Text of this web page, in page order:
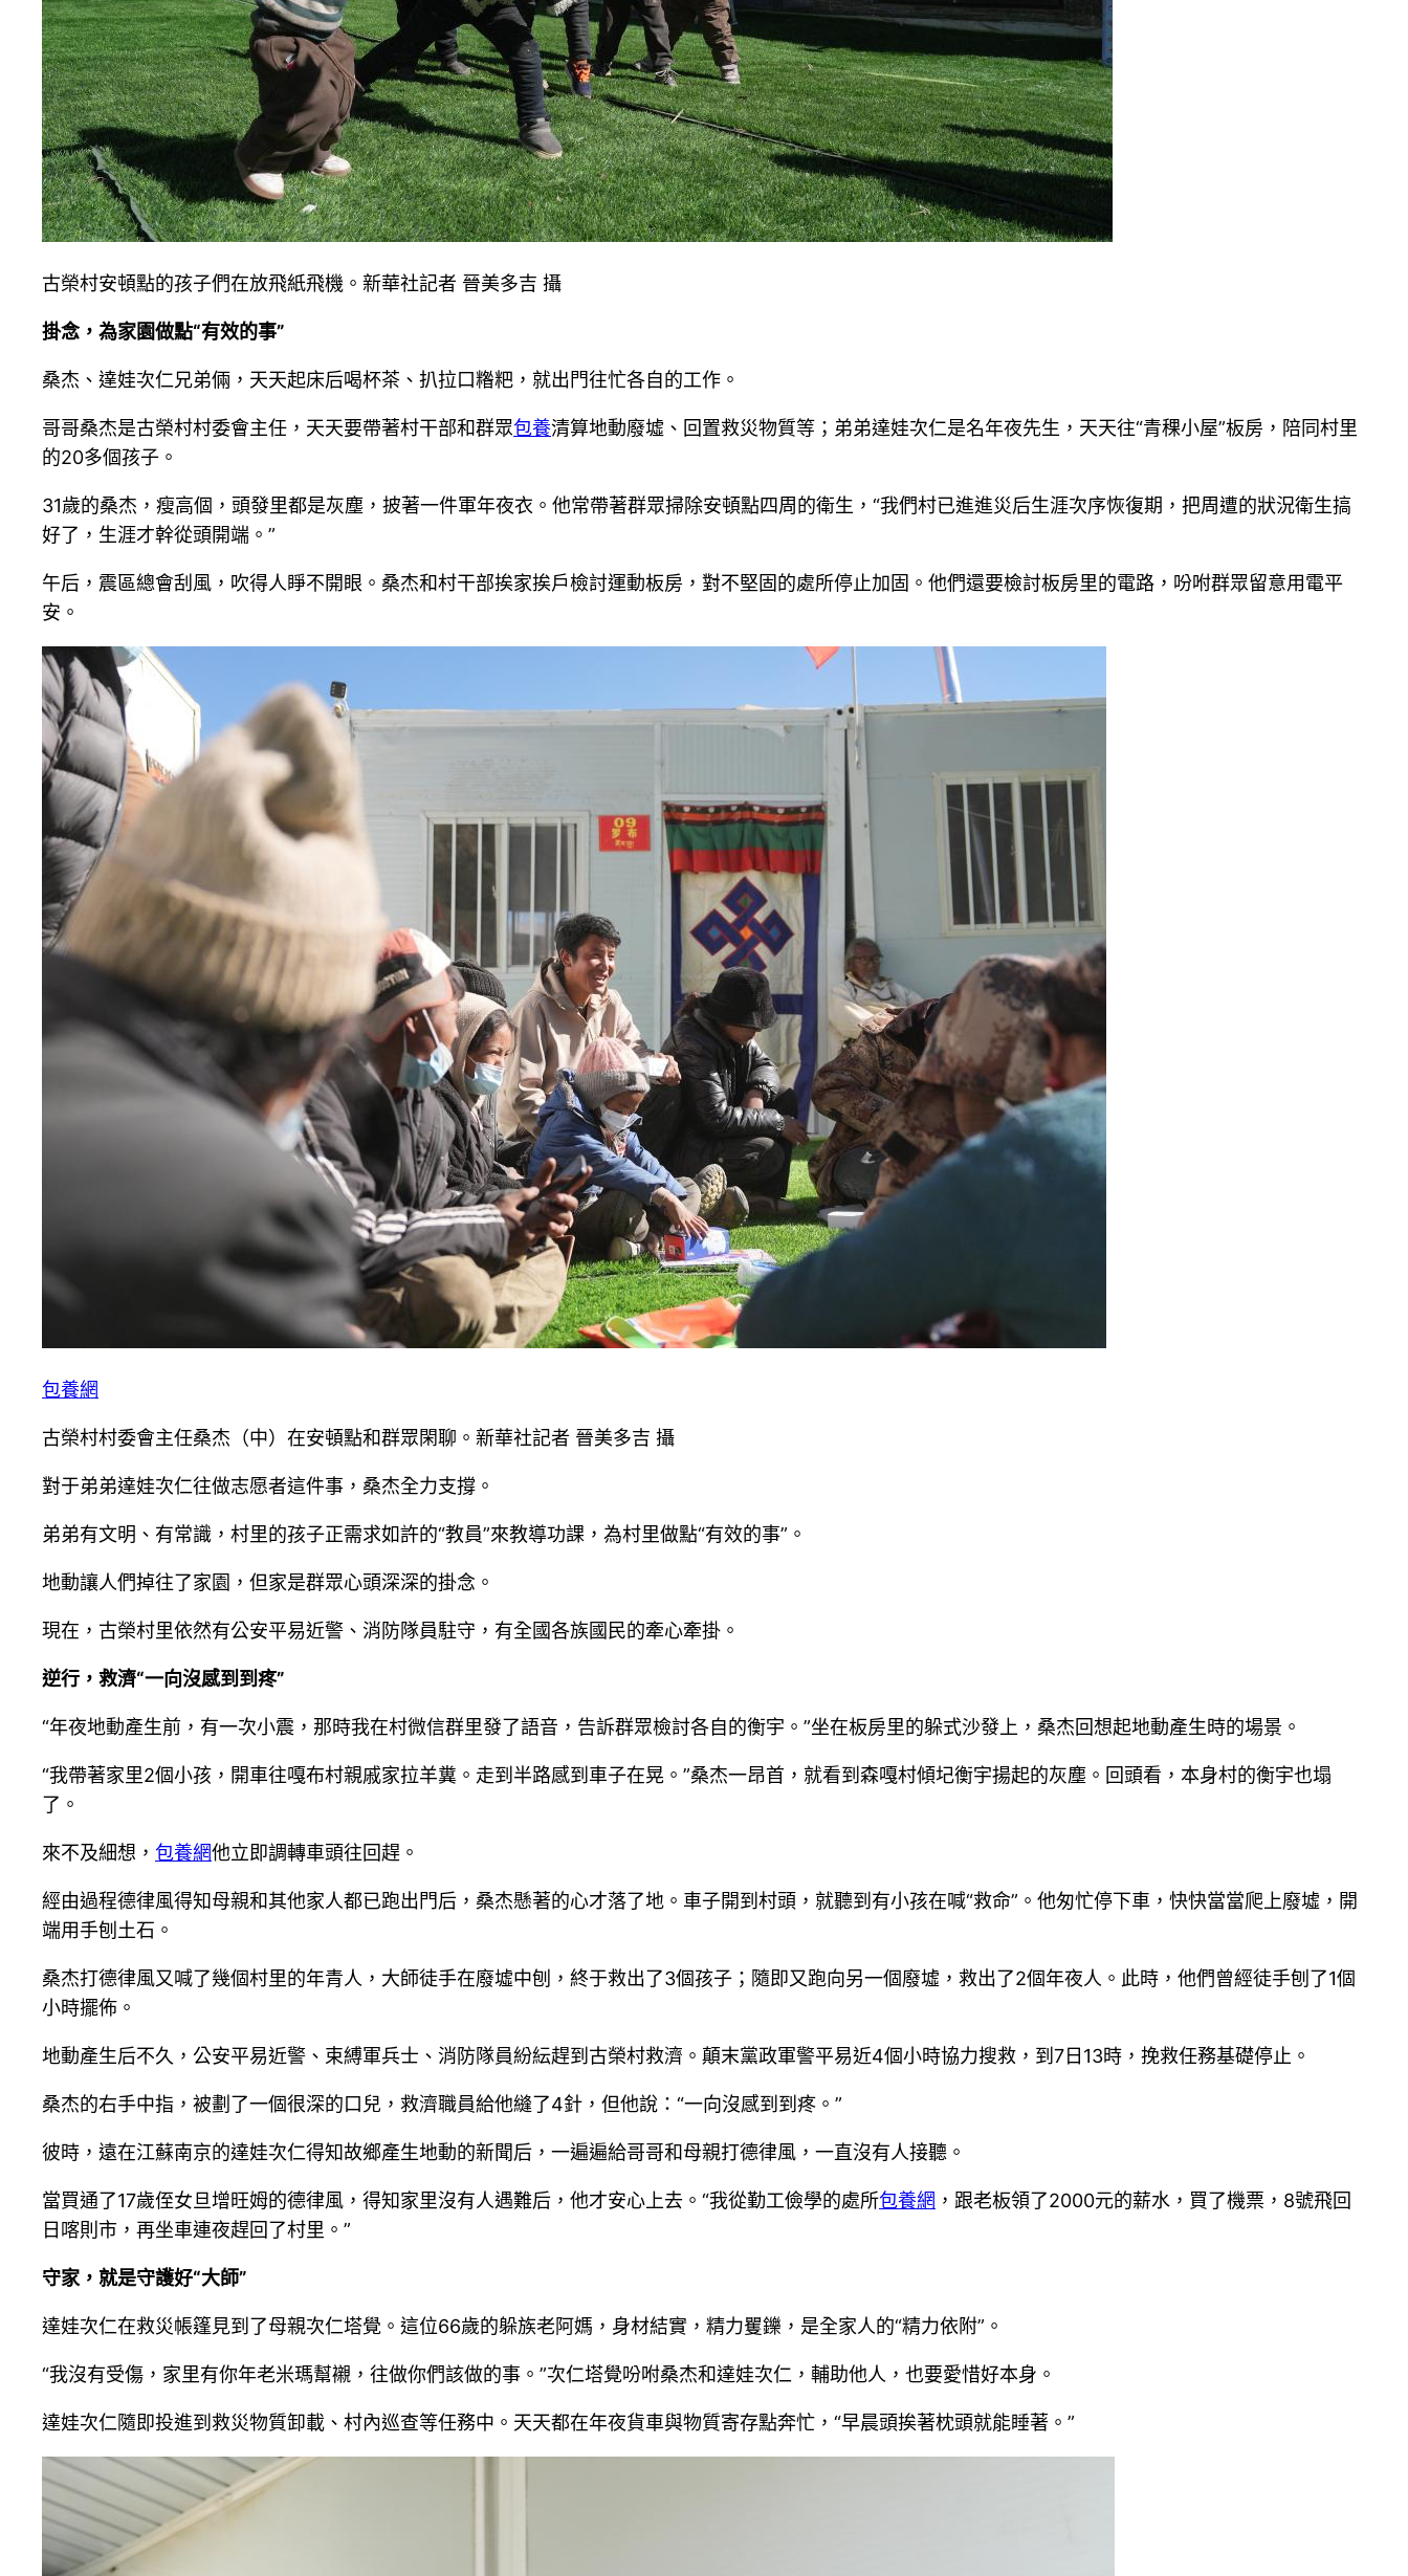
古榮村安頓點的孩子們在放飛紙飛機。新華社記者 晉美多吉 攝
掛念，為家園做點“有效的事”
桑杰、達娃次仁兄弟倆，天天起床后喝杯茶、扒拉口糌粑，就出門往忙各自的工作。
哥哥桑杰是古榮村村委會主任，天天要帶著村干部和群眾包養清算地動廢墟、回置救災物質等；弟弟達娃次仁是名年夜先生，天天往“青稞小屋”板房，陪同村里
的20多個孩子。
31歲的桑杰，瘦高個，頭發里都是灰塵，披著一件軍年夜衣。他常帶著群眾掃除安頓點四周的衛生，“我們村已進進災后生涯次序恢復期，把周遭的狀況衛生搞
好了，生涯才幹從頭開端。”
午后，震區總會刮風，吹得人睜不開眼。桑杰和村干部挨家挨戶檢討運動板房，對不堅固的處所停止加固。他們還要檢討板房里的電路，吩咐群眾留意用電平
安。
包養網
古榮村村委會主任桑杰（中）在安頓點和群眾閑聊。新華社記者 晉美多吉 攝
對于弟弟達娃次仁往做志愿者這件事，桑杰全力支撐。
弟弟有文明、有常識，村里的孩子正需求如許的“教員”來教導功課，為村里做點“有效的事”。
地動讓人們掉往了家園，但家是群眾心頭深深的掛念。
現在，古榮村里依然有公安平易近警、消防隊員駐守，有全國各族國民的牽心牽掛。
逆行，救濟“一向沒感到到疼”
“年夜地動產生前，有一次小震，那時我在村微信群里發了語音，告訴群眾檢討各自的衡宇。”坐在板房里的躲式沙發上，桑杰回想起地動產生時的場景。
“我帶著家里2個小孩，開車往嘎布村親戚家拉羊糞。走到半路感到車子在晃。”桑杰一昂首，就看到森嘎村傾圮衡宇揚起的灰塵。回頭看，本身村的衡宇也塌
了。
來不及細想， 包養網他立即調轉車頭往回趕。
經由過程德律風得知母親和其他家人都已跑出門后，桑杰懸著的心才落了地。車子開到村頭，就聽到有小孩在喊“救命”。他匆忙停下車，快快當當爬上廢墟，開
端用手刨土石。
桑杰打德律風又喊了幾個村里的年青人，大師徒手在廢墟中刨，終于救出了3個孩子；隨即又跑向另一個廢墟，救出了2個年夜人。此時，他們曾經徒手刨了1個
小時擺佈。
地動產生后不久，公安平易近警、束縛軍兵士、消防隊員紛紜趕到古榮村救濟。顛末黨政軍警平易近4個小時協力搜救，到7日13時，挽救任務基礎停止。
桑杰的右手中指，被劃了一個很深的口兒，救濟職員給他縫了4針，但他說：“一向沒感到到疼。”
彼時，遠在江蘇南京的達娃次仁得知故鄉產生地動的新聞后，一遍遍給哥哥和母親打德律風，一直沒有人接聽。
當買通了17歲侄女旦增旺姆的德律風，得知家里沒有人遇難后，他才安心上去。“我從勤工儉學的處所包養網 ，跟老板領了2000元的薪水，買了機票，8號飛回
日喀則市，再坐車連夜趕回了村里。”
守家，就是守護好“大師”
達娃次仁在救災帳篷見到了母親次仁塔覺。這位66歲的躲族老阿媽，身材結實，精力矍鑠，是全家人的“精力依附”。
“我沒有受傷，家里有你年老米瑪幫襯，往做你們該做的事。”次仁塔覺吩咐桑杰和達娃次仁，輔助他人，也要愛惜好本身。
達娃次仁隨即投進到救災物質卸載、村內巡查等任務中。天天都在年夜貨車與物質寄存點奔忙，“早晨頭挨著枕頭就能睡著。”